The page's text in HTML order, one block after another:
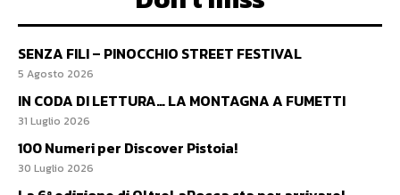
SENZA FILI – PINOCCHIO STREET FESTIVAL
5 Agosto 2026
IN CODA DI LETTURA… LA MONTAGNA A FUMETTI
31 Luglio 2026
100 Numeri per Discover Pistoia!
30 Luglio 2026